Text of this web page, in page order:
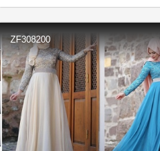
ZF308200